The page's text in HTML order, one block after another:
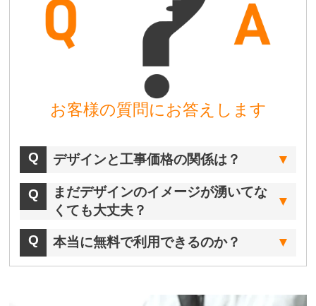
お客様の質問にお答えします
デザインと工事価格の関係は？
まだデザインのイメージが湧いてな
くても大丈夫？
本当に無料で利用できるのか？